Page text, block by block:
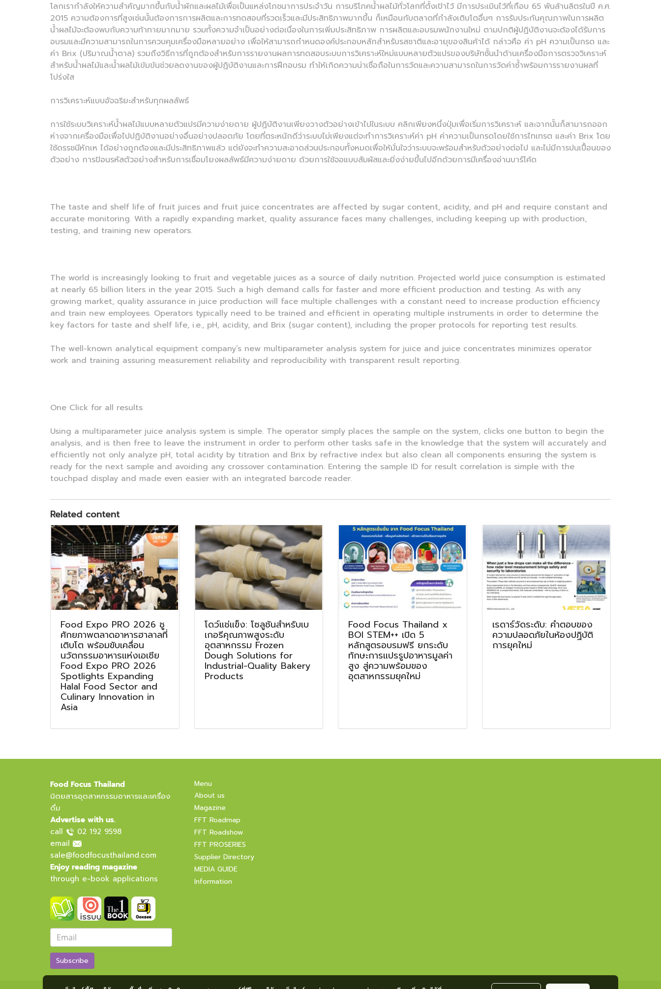
โลกเรากำลังให้ความสำคัญมากขึ้นกับน้ำผักและผลไม้เพื่อเป็นแหล่งโภชนาการประจำวัน การบริโภคน้ำผลไม้ทั่วโลกที่ตั้งเป้าไว้ มีการประเมินไว้ที่เกือบ 65 พันล้านลิตรในปี ค.ศ.
2015 ความต้องการที่สูงเช่นนั้นต้องการการผลิตและการทดสอบที่รวดเร็วและมีประสิทธิภาพมากขึ้น ก็เหมือนกับตลาดที่กำลังเติบโตอื่นๆ การรับประกันคุณภาพในการผลิต
น้ำผลไม้จะต้องพบกับความท้าทายมากมาย รวมทั้งความจำเป็นอย่างต่อเนื่องในการเพิ่มประสิทธิภาพ การผลิตและอบรมพนักงานใหม่ ตามปกติผู้ปฏิบัติงานจะต้องได้รับการ
อบรมและมีความสามารถในการควบคุมเครื่องมือหลายอย่าง เพื่อให้สามารถกำหนดองค์ประกอบหลักสำหรับรสชาติและอายุของสินค้าได้ กล่าวคือ ค่า pH ความเป็นกรด และ
ค่า Brix (ปริมาณน้ำตาล) รวมถึงวิธีการที่ถูกต้องสำหรับการรายงานผลการทดสอบระบบการวิเคราะห์ใหม่แบบหลายตัวแปรของบริษัทชั้นนำด้านเครื่องมือการตรวจวิเคราะห์
สำหรับน้ำผลไม้และน้ำผลไม้เข้มข้นช่วยลดงานของผู้ปฏิบัติงานและการฝึกอบรม ทำให้เกิดความน่าเชื่อถือในการวัดและความสามารถในการวัดค่าซ้ำพร้อมการรายงานผลที่
โปร่งใส
การวิเคราะห์แบบอัจฉริยะสำหรับทุกผลลัพธ์
การใช้ระบบวิเคราะห์น้ำผลไม้แบบหลายตัวแปรมีความง่ายดาย ผู้ปฏิบัติงานเพียงวางตัวอย่างเข้าไปในระบบ คลิกเพียงหนึ่งปุ่มเพื่อเริ่มการวิเคราะห์ และจากนั้นก็สามารถออก
ห่างจากเครื่องมือเพื่อไปปฏิบัติงานอย่างอื่นอย่างปลอดภัย โดยที่ตระหนักดีว่าระบบไม่เพียงแต่จะทำการวิเคราะห์ค่า pH ค่าความเป็นกรดโดยใช้การไทเทรต และค่า Brix โดย
ใช้ดรรชนีหักเห ได้อย่างถูกต้องและมีประสิทธิภาพแล้ว แต่ยังจะทำความสะอาดส่วนประกอบทั้งหมดเพื่อให้มั่นใจว่าระบบจะพร้อมสำหรับตัวอย่างต่อไป และไม่มีการปนเปื้อนของ
ตัวอย่าง การป้อนรหัสตัวอย่างสำหรับการเชื่อมโยงผลลัพธ์มีความง่ายดาย ด้วยการใช้จอแบบสัมผัสและยิ่งง่ายขึ้นไปอีกด้วยการมีเครื่องอ่านบาร์โค้ด
The taste and shelf life of fruit juices and fruit juice concentrates are affected by sugar content, acidity, and pH and require constant and
accurate monitoring. With a rapidly expanding market, quality assurance faces many challenges, including keeping up with production,
testing, and training new operators.
The world is increasingly looking to fruit and vegetable juices as a source of daily nutrition. Projected world juice consumption is estimated
at nearly 65 billion liters in the year 2015. Such a high demand calls for faster and more efficient production and testing. As with any
growing market, quality assurance in juice production will face multiple challenges with a constant need to increase production efficiency
and train new employees. Operators typically need to be trained and efficient in operating multiple instruments in order to determine the
key factors for taste and shelf life, i.e., pH, acidity, and Brix (sugar content), including the proper protocols for reporting test results.
The well-known analytical equipment company’s new multiparameter analysis system for juice and juice concentrates minimizes operator
work and training assuring measurement reliability and reproducibility with transparent result reporting.
One Click for all results
Using a multiparameter juice analysis system is simple. The operator simply places the sample on the system, clicks one button to begin the
analysis, and is then free to leave the instrument in order to perform other tasks safe in the knowledge that the system will accurately and
efficiently not only analyze pH, total acidity by titration and Brix by refractive index but also clean all components ensuring the system is
ready for the next sample and avoiding any crossover contamination. Entering the sample ID for result correlation is simple with the
touchpad display and made even easier with an integrated barcode reader.
Related content
Food Expo PRO 2026 ชู
ศักยภาพตลาดอาหารฮาลาลที่
เติบโต พร้อมขับเคลื่อน
นวัตกรรมอาหารแห่งเอเชีย
Food Expo PRO 2026
Spotlights Expanding
Halal Food Sector and
Culinary Innovation in
Asia
โดว์แช่แข็ง: โซลูชันสำหรับเบ
เกอรีคุณภาพสูงระดับ
อุตสาหกรรม Frozen
Dough Solutions for
Industrial-Quality Bakery
Products
Food Focus Thailand x
BOI STEM++ เปิด 5
หลักสูตรอบรมฟรี ยกระดับ
ทักษะการแปรรูปอาหารมูลค่า
สูง สู่ความพร้อมของ
อุตสาหกรรมยุคใหม่
เรดาร์วัดระดับ: คำตอบของ
ความปลอดภัยในห้องปฏิบัติ
การยุคใหม่
Food Focus Thailand
นิตยสารอุตสาหกรรมอาหารและเครื่อง
ดื่ม
Advertise with us.
call
02 192 9598
email
sale@foodfocusthailand.com
Enjoy reading magazine
through e-book applications
Subscribe
Menu
About us
Magazine
FFT Roadmap
FFT Roadshow
FFT PROSERIES
Supplier Directory
MEDIA GUIDE
Information